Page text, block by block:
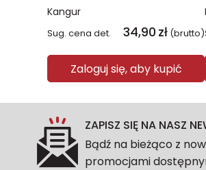
Kangur
Sug. cena det. 34,90 zł (brutto)
Zaloguj się, aby kupić
ZAPISZ SIĘ NA NASZ
Bądź na bieżąco z
promocjami